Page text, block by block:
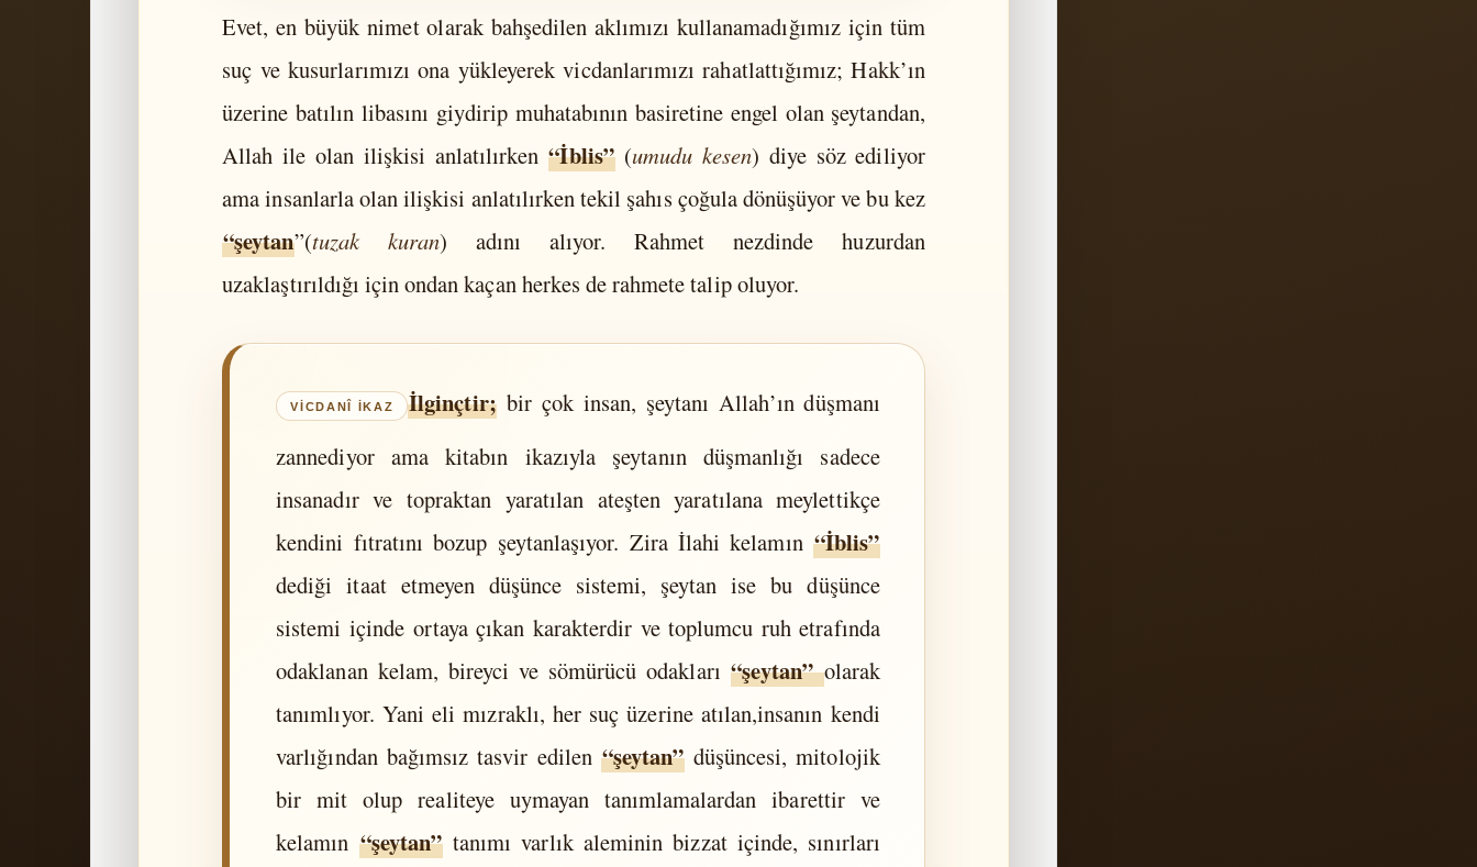
Evet, en büyük nimet olarak bahşedilen aklımızı kullanamadığımız için tüm
suç ve kusurlarımızı ona yükleyerek vicdanlarımızı rahatlattığımız; Hakk’ın
üzerine batılın libasını giydirip muhatabının basiretine engel olan şeytandan,
Allah ile olan ilişkisi anlatılırken “İblis”(umudu kesen) diye söz ediliyor
ama insanlarla olan ilişkisi anlatılırken tekil şahıs çoğula dönüşüyor ve bu kez
“şeytan”(tuzak kuran) adını alıyor. Rahmet nezdinde huzurdan
uzaklaştırıldığı için ondan kaçan herkes de rahmete talip oluyor.
İlginçtir; bir çok insan, şeytanı Allah’ın düşmanı
zannediyor ama kitabın ikazıyla şeytanın düşmanlığı sadece
insanadır ve topraktan yaratılan ateşten yaratılana meylettikçe
kendini fıtratını bozup şeytanlaşıyor. Zira İlahi kelamın “İblis”
dediği itaat etmeyen düşünce sistemi, şeytan ise bu düşünce
sistemi içinde ortaya çıkan karakterdir ve toplumcu ruh etrafında
odaklanan kelam, bireyci ve sömürücü odakları “şeytan”olarak
tanımlıyor. Yani eli mızraklı, her suç üzerine atılan,insanın kendi
varlığından bağımsız tasvir edilen “şeytan”düşüncesi, mitolojik
bir mit olup realiteye uymayan tanımlamalardan ibarettir ve
kelamın “şeytan”tanımı varlık aleminin bizzat içinde, sınırları